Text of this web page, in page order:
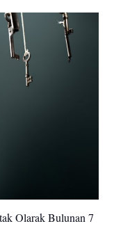
Olarak Bulunan 7